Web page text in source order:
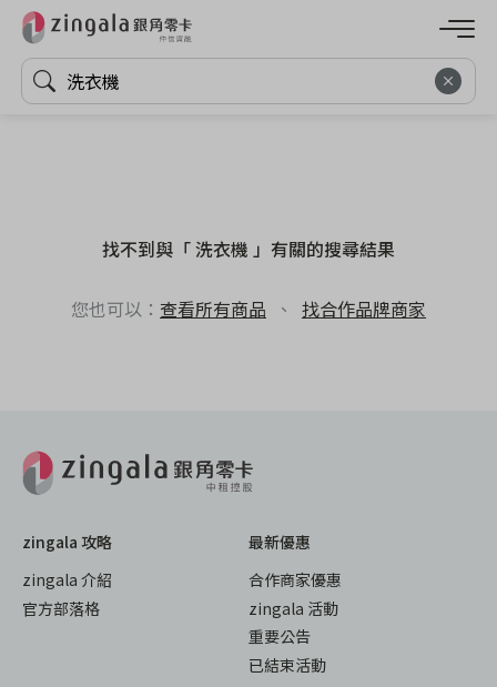
找不到與「 洗衣機 」有關的搜尋結果
您也可以： 查看所有商品 、 找合作品牌商家
zingala 攻略
zingala 介紹
官方部落格
最新優惠
合作商家優惠
zingala 活動
重要公告
已結束活動